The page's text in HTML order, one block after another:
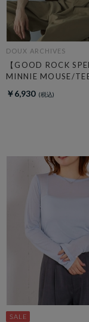
DOUX ARCHIVES
【GOOD ROCK
MINNIE MOUSE/
￥6,930